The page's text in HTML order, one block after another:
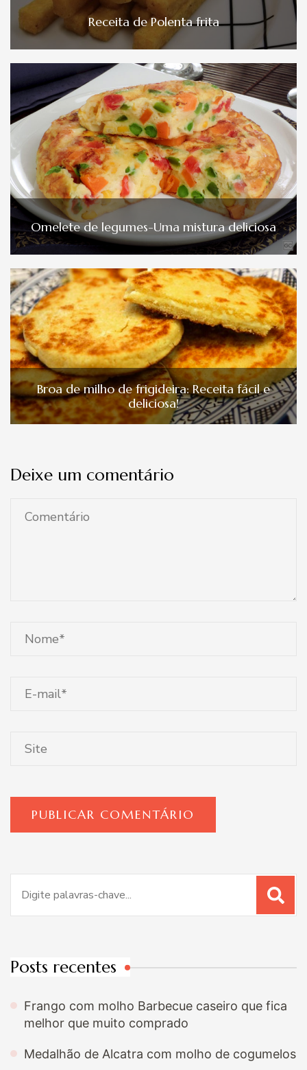
Receita de Polenta frita
Omelete de legumes-Uma mistura deliciosa
Broa de milho de frigideira: Receita fácil e
deliciosa!
Deixe um comentário
por:
Posts recentes
Frango com molho Barbecue caseiro que fica
melhor que muito comprado
Medalhão de Alcatra com molho de cogumelos